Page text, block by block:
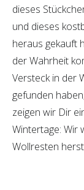
dieses
und dieses
heraus gekauft
der Wahrheit
Versteck in der
gefunden
zeigen wir Dir
Wintertage: Wir
Wollresten